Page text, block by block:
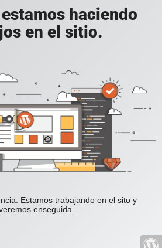
haciendo
en el sitio.
Estamos trabajando en el sito y
enseguida.